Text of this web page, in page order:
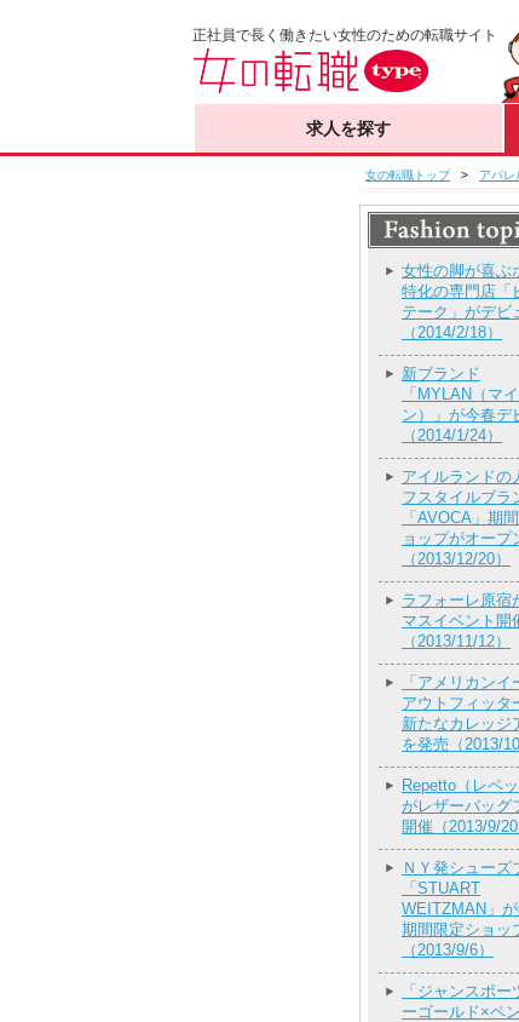
正社員で長く働きたい女性のための転職サイト
求人を探す
女の転職トップ > アパレ
女性の脚が喜ぶ
特化の専門店「
テーク」がデビ
（2014/2/18）
新ブランド
「MYLAN（マ
ン）」が今春デ
（2014/1/24）
アイルランドの
フスタイルブラ
「AVOCA」期
ョップがオープ
（2013/12/20）
ラフォーレ原宿
マスイベント開
（2013/11/12）
「アメリカンイ
アウトフィッタ
新たなカレッジ
を発売（2013/
Repetto（レペッ
がレザーバッグ
開催（2013/9/20
ＮＹ発シューズ
「STUART
WEITZMAN」
期間限定ショッ
（2013/9/6）
「ジャンスポー
ーゴールド×ペ